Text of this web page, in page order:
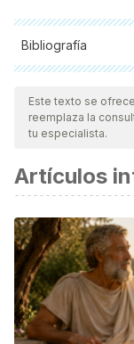
Bibliografía
Todas las fuentes
nuestro equipo,
vigencia y validez.
científica.
Díaz
Y.; Mussenden
Rehabilitación
y varicoso.
19(5)
Este texto se
reemplaza la
tu especialista.
Artículos